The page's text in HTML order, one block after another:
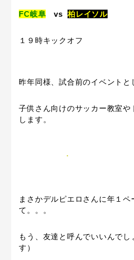
FC岐阜 vs柏レイソル
１９時キックオフ
昨年同様、試合前のイベントと
子供さん向けのサッカー教室や
します。
まさかデルピエロさんに年１ペ
て。。。
もう、友達と呼んでいいんでし
す）